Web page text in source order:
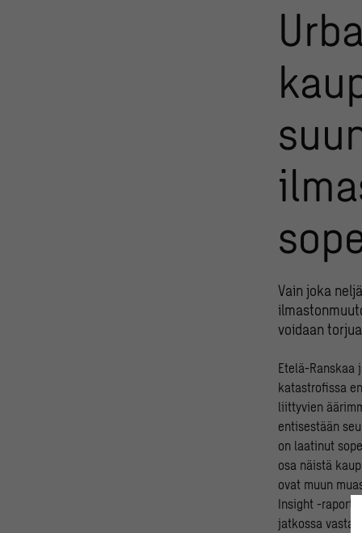
Vain joka
voidaan
Etelä-Ranskaa
katastrofissa
liittyvien
entisestään
on laatinut
osa näistä
ovat muun
Insight -
jatkossa